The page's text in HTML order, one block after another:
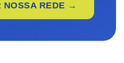
NOSSA REDE →